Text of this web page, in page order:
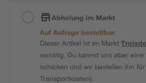
Abholung im Markt
Auf Anfrage bestellbar
Dieser Artikel ist im Markt
vorrätig. Du kannst uns aber eine
schicken und wir bestellen ihn
Transportkosten).